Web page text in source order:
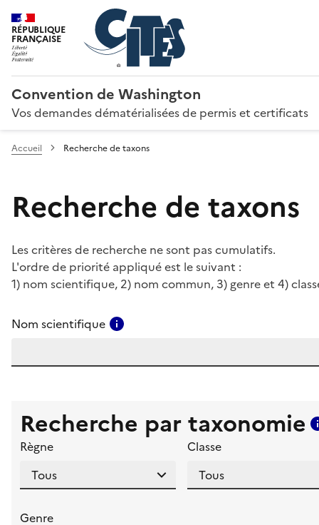
RÉPUBLIQUE
FRANÇAISE
Convention de Washington
Vos demandes dématérialisées de permis et certificats
Accueil Recherche de taxons
Recherche de taxons
Les critères de recherche ne sont pas cumulatifs.
L'ordre de priorité appliqué est le suivant :
1) nom scientifique, 2) nom commun, 3) genre et 4)
Nom scientifique
Recherche par taxonomie
Règne Classe
Genre